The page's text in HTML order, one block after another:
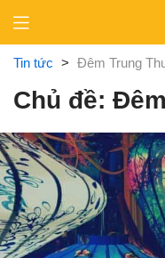
content
Tin tức > Đêm Trung
Chủ đề: